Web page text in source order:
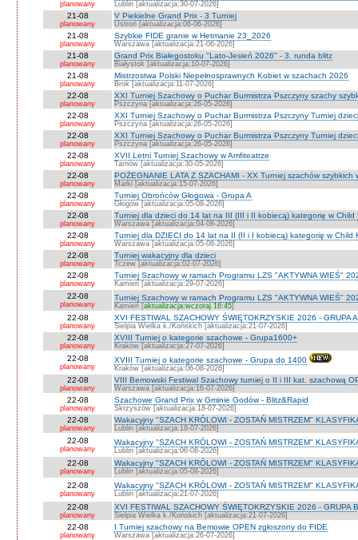
planowany Lublin [aktualizacja:30-07-2026]
21-08
planowany
V Piekielne Grand Prix - 3 Turniej
Ustroń [aktualizacja:06-06-2026]
21-08
planowany
Szybkie FIDE granie w Hetmanie 23_2026
Warszawa [aktualizacja:21-06-2026]
21-08
planowany
Grand Prix Białegostoku "Lato-Jesień 2026" - 3. runda blitz
Białystok [aktualizacja:10-07-2026]
21-08
planowany
Mistrzostwa Polski Niepełnosprawnych Kobiet w szachach 2026
Brok [aktualizacja:11-07-2026]
22-08
planowany
XXI Turniej Szachowy o Puchar Burmistrza Pszczyny szachy
Pszczyna [aktualizacja:26-05-2026]
22-08
planowany
XXI Turniej Szachowy o Puchar Burmistrza Pszczyny Turniej
Pszczyna [aktualizacja:26-05-2026]
22-08
planowany
XXI Turniej Szachowy o Puchar Burmistrza Pszczyny Turniej
Pszczyna [aktualizacja:26-05-2026]
22-08
planowany
XVII Letni Turniej Szachowy w Amfiteatrze
Tarnów [aktualizacja:30-05-2026]
22-08
planowany
POŻEGNANIE LATA Z SZACHAMI - XX Turniej szachów szybkich
Marki [aktualizacja:15-07-2026]
22-08
planowany
Turniej Obrońców Głogowa - Grupa A
Głogów [aktualizacja:05-08-2026]
22-08
planowany
Turniej dla dzieci do 14 lat na III (III i II kobiecą) kategorię w Child
Warszawa [aktualizacja:04-08-2026]
22-08
planowany
Turniej dla DZIECI do 14 lat na II (II i I kobiecą) kategorię w Child
Warszawa [aktualizacja:05-08-2026]
22-08
planowany
Turniej wakacyjny dla dzieci
Tczew [aktualizacja:02-07-2026]
22-08
planowany
Turniej Szachowy w ramach Programu LZS "AKTYWNA WIEŚ"
Kamień [aktualizacja:29-07-2026]
22-08
planowany
Turniej Szachowy w ramach Programu LZS "AKTYWNA WIEŚ"
Kamień [aktualizacja:wczoraj 16:45]
22-08
planowany
XVI FESTIWAL SZACHOWY ŚWIĘTOKRZYSKIE 2026 - GRUPA
Sielpia Wielka k./Końskich [aktualizacja:21-07-2026]
22-08
planowany
XVIII Turniej o kategorie szachowe - Grupa1600+
Kraków [aktualizacja:27-07-2026]
22-08
planowany
XVIII Turniej o kategorie szachowe - Grupa do 1400
Kraków [aktualizacja:06-08-2026]
22-08
planowany
VIII Bemowski Festiwal Szachowy turniej o II i III kat. szachową
Warszawa [aktualizacja:16-07-2026]
22-08
planowany
Szachowe Grand Prix w Gminie Godów - Blitz&Rapid
Skrzyszów [aktualizacja:18-07-2026]
22-08
planowany
Wakacyjny "SZACH KRÓLOWI - ZOSTAŃ MISTRZEM"
Lublin [aktualizacja:18-07-2026]
22-08
planowany
Wakacyjny "SZACH KRÓLOWI - ZOSTAŃ MISTRZEM"
Lublin [aktualizacja:06-08-2026]
22-08
planowany
Wakacyjny "SZACH KRÓLOWI - ZOSTAŃ MISTRZEM"
Lublin [aktualizacja:05-08-2026]
22-08
planowany
Wakacyjny "SZACH KRÓLOWI - ZOSTAŃ MISTRZEM"
Lublin [aktualizacja:21-07-2026]
22-08
planowany
XVI FESTIWAL SZACHOWY ŚWIĘTOKRZYSKIE 2026 - GRUPA B
Sielpia Wielka k./Końskich [aktualizacja:21-07-2026]
22-08
planowany
I Turniej szachowy na Bemowie OPEN zgłoszony do FIDE
Warszawa [aktualizacja:26-07-2026]